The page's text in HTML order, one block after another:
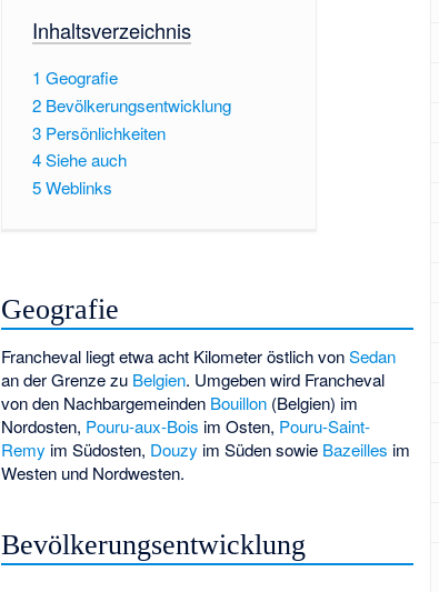
Inhaltsverzeichnis
1 Geografie
2 Bevölkerungsentwicklung
3 Persönlichkeiten
4Siehe auch
5Weblinks
Geografie
Francheval liegt etwa acht Kilometer östlich vonSedan
an der Grenze zu Belgien. Umgeben wird Francheval
von den Nachbargemeinden Bouillon (Belgien) im
Nordosten, Pouru-aux-Bois im Osten, Pouru-Saint-
Remy im Südosten, Douzy im Süden sowie Bazeilles im
Westen und Nordwesten.
Bevölkerungsentwicklung